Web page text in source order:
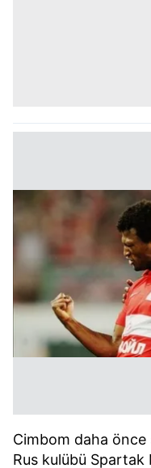
Cimbom daha
Rus kulübü Spartak